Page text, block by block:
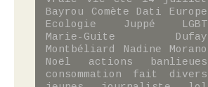
Bayrou
Comète Dati
Europe
Ecologie
Juppé
LGBT
Marie-Guite Dufay
Montbéliard
Nadine Morano
Noël
actions
banlieues
consommation
fait divers